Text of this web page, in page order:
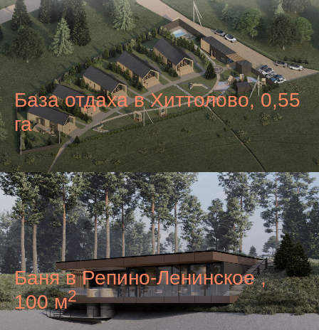
База отдаха в Хиттолово, 0,55
га
Баня в Репино-Ленинское ,
100 м2